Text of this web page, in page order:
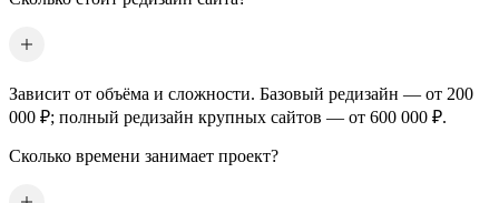
Зависит от объёма и сложности. Базовый редизайн — от 200
000 ₽; полный редизайн крупных сайтов — от 600 000 ₽.
Сколько времени занимает проект?